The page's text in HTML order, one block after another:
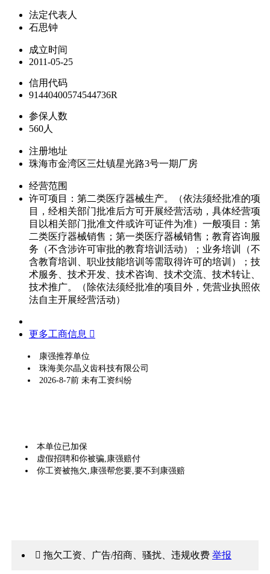
法定代表人
石思钟
成立时间
2011-05-25
信用代码
91440400574544736R
参保人数
560人
注册地址
珠海市金湾区三灶镇星光路3号一期厂房
经营范围
许可项目：第二类医疗器械生产。（依法须经批准的项
目，经相关部门批准后方可开展经营活动，具体经营项
目以相关部门批准文件或许可证件为准）一般项目：第
二类医疗器械销售；第一类医疗器械销售；教育咨询服
务（不含涉许可审批的教育培训活动）；业务培训（不
含教育培训、职业技能培训等需取得许可的培训）；技
术服务、技术开发、技术咨询、技术交流、技术转让、
技术推广。（除依法须经批准的项目外，凭营业执照依
法自主开展经营活动）
更多工商信息 
康强推荐单位
珠海美尔晶义齿科技有限公司
2026-8-7前 未有工资纠纷
本单位已加保
虚假招聘和你被骗,康强赔付
你工资被拖欠,康强帮您要,要不到康强赔
 拖欠工资、广告/招商、骚扰、违规收费举报